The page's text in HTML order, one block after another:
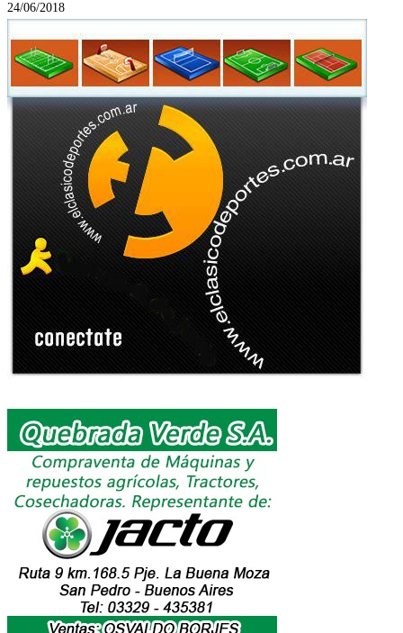
24/06/2018